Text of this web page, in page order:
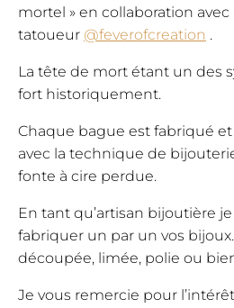
mortel » en collaboration avec
tatoueur @feverofcreation .
La tête de mort étant un des
fort historiquement.
Chaque bague est fabriqué
avec la technique de
fonte à cire perdue.
En tant qu’artisan bijoutière
fabriquer un par un vos
découpée, limée, polie ou
Je vous remercie pour